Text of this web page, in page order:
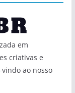
em
criativas e
ao nosso